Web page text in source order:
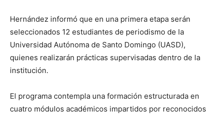
Hernández informó que en una primera etapa serán
seleccionados 12 estudiantes de periodismo de la
Universidad Autónoma de Santo Domingo (UASD),
quienes realizarán prácticas supervisadas dentro de la
institución.
El programa contempla una formación estructurada en
cuatro módulos académicos impartidos por reconocidos